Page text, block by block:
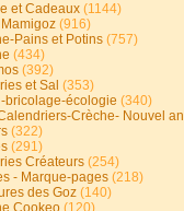
et Cadeaux (1144)
(916)
Pains et Potins (757)
(434)
(392)
et Sal (353)
bricolage-écologie (340)
Crèche- Nouvel an
(322)
(291)
Créateurs (254)
- Marque-pages (218)
des Goz (140)
Cookeo (120)